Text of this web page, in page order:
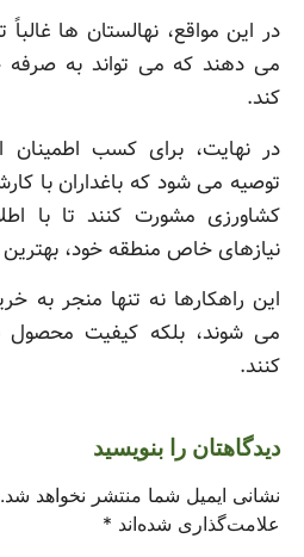
در این مواقع، نهالستان ها
می دهند که می تواند به
کند.
در نهایت، برای کسب اطمینان
توصیه می شود که باغداران با
کشاورزی مشورت کنند تا با
نیازهای خاص منطقه خود، بهترین
این راهکارها نه تنها منجر به
می شوند، بلکه کیفیت محصول
کنند.
دیدگاهتان را بنویسید
نشانی ایمیل شما منتشر نخواهد شد.
علامت‌گذاری شده‌اند *